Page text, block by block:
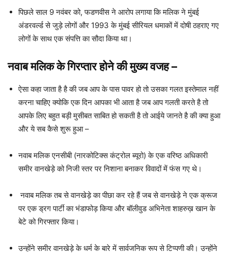
पिछले साल 9 नवंबर को, फडणवीस ने आरोप लगाया कि मलिक ने मुंबई
अंडरवर्ल्ड से जुड़े लोगों और 1993 के मुंबई सीरियल धमाकों में दोषी ठहराए गए
लोगों के साथ एक संपत्ति का सौदा किया था।
नवाब मलिक के गिरप्तारहोने की मुख्य वजह–
ऐसा कहा जाता है है की जब आप के पास पावर हो तो उसका गलत इस्तेमाल नहीं
करना चाहिए क्योकि एक दिन आपका भी आता है जब आप गलती करते है तो
आपके लिए बहुत बड़ी मुसीबत साबित हो सकती है तो आईये जानते है की क्या हुआ
और ये सब कैसे शुरू हुआ –
नवाब मलिक एनसीबी (नारकोटिक्स कंट्रोल ब्यूरो) के एक वरिष्ठ अधिकारी
समीर वानखेड़े को निजी स्तर पर निशाना बनाकर विवादों में फंस गए थे।
नवाब मलिक तब से वानखेड़े का पीछा कर रहे हैं जब से वानखेड़े ने एक क्रूज
पर एक ड्रग पार्टी का भंडाफोड़ किया और बॉलीवुड अभिनेता शाहरुख़ खान के
बेटे को गिरफ्तार किया।
उन्होंने समीर वानखेड़े के धर्म के बारे में सार्वजनिक रूप से टिप्पणी की। उन्होंने